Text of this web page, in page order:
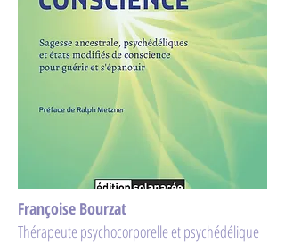
Françoise Bourzat
Thérapeute psychocorporelle et psychédélique